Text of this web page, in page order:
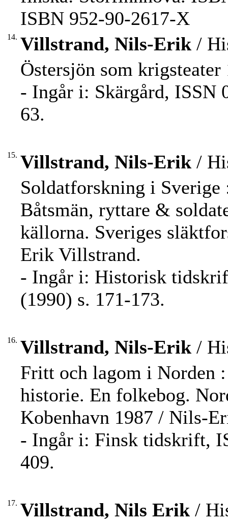
ISBN 952-90-2617-X
14. Villstrand, Nils-Erik /
Östersjön som
- Ingår i: Skärgård, ISSN
63.
15. Villstrand, Nils-Erik /
Soldatforskning i
Båtsmän, ryttare &
källorna. Sveriges
Erik Villstrand.
- Ingår i: Historisk
(1990) s. 171-173.
16. Villstrand, Nils-Erik /
Fritt och lagom i Norden :
historie. En folkebog.
Kobenhavn 1987 / Nils-
- Ingår i: Finsk tidskrift,
409.
17. Villstrand, Nils Erik /